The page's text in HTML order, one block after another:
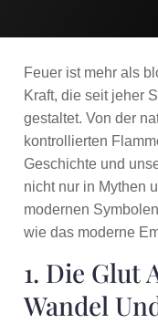
Feuer ist mehr als
Kraft, die seit jeher
gestaltet. Von der
kontrollierten
Geschichte und
nicht nur in Mythen
modernen
wie das moderne
1. Die Glut
Wandel